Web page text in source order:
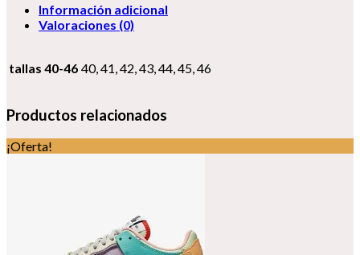
Información adicional
Valoraciones (0)
tallas 40-46 40, 41, 42, 43, 44, 45, 46
Productos relacionados
¡Oferta!